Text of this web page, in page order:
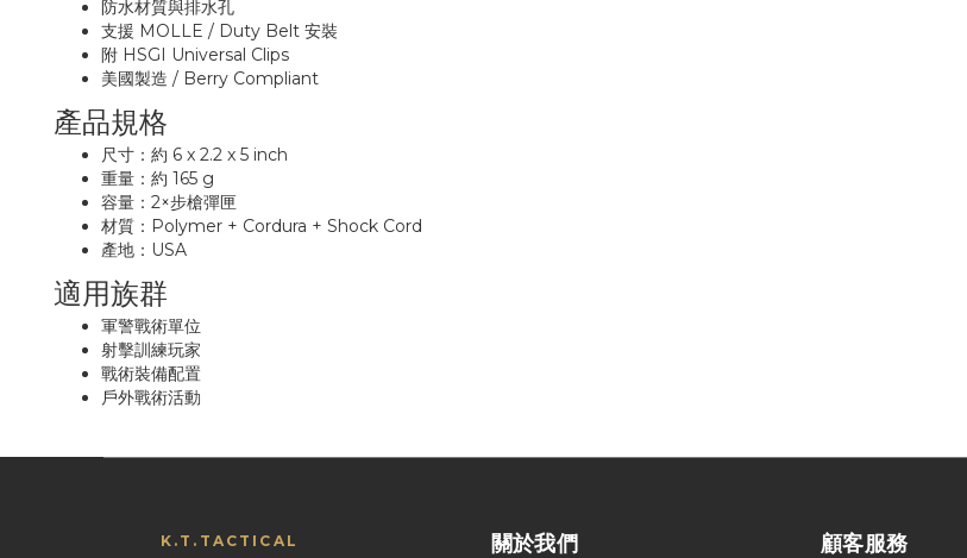
防水材質與排水孔
支援 MOLLE / Duty Belt 安裝
附 HSGI Universal Clips
美國製造 / Berry Compliant
產品規格
尺寸：約 6 x 2.2 x 5 inch
重量：約 165 g
容量：2×步槍彈匣
材質：Polymer + Cordura + Shock Cord
產地：USA
適用族群
軍警戰術單位
射擊訓練玩家
戰術裝備配置
戶外戰術活動
K.T.TACTICAL 關於我們 顧客服務